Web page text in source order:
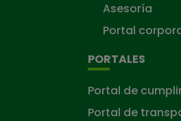
Asesoría
Portal
PORTALES
Portal de
Portal de